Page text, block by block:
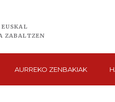
EUSKAL
ZABALTZEN
AURREKO ZENBAKIAK